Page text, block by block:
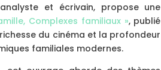
et écrivain, propose une
Complexes familiaux », publié
du cinéma et la profondeur
familiales modernes.